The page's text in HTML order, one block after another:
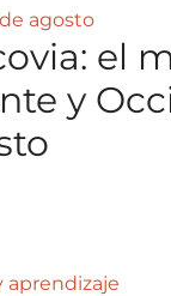
de agosto
el
y
aprendizaje